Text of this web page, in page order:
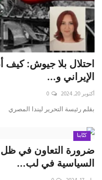
احتلال بلا جيوش: كيف
الإيراني و...
أكتوبر 20, 2024 0
بقلم رئيسة التحرير ليندا المصري
كتّابنا
ضرورة التعاون في ظل
السياسية في لب...